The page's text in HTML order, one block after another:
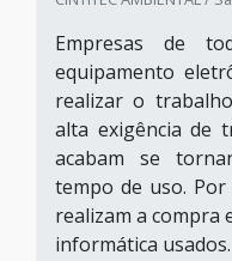
Empresas de
equipamento
realizar o
alta exigência de
acabam se
tempo de uso. Por
realizam a compra
informática usados.